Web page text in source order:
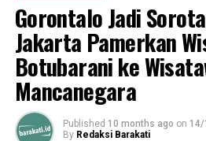
Gorontalo Jadi
Jakarta Pamerkan
Botubarani ke
Mancanegara
Published 10 months ago on 14/
By Redaksi Barakati